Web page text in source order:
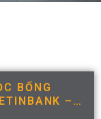
BỔNG
–